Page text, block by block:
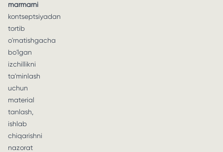
marmarni
kontseptsiyadan
tortib
o'rnatishgacha
bo'lgan
izchillikni
ta'minlash
uchun
material
tanlash,
ishlab
chiqarishni
nazorat